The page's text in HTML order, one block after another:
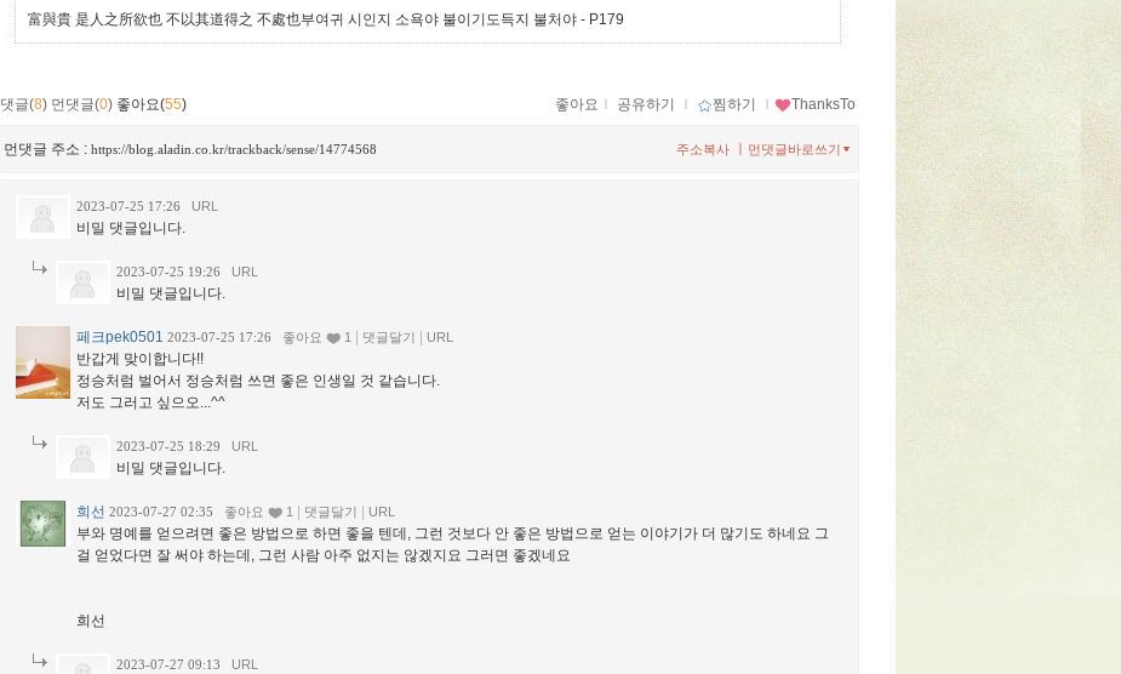
富與貴 是人之所欲也 不以其道得之 不處也부여귀 시인지 소욕야 불이기도득지 불처야 - P179
댓글(8) 먼댓글(0) 좋아요(55) 좋아요 ｌ 공유하기 ｌ 찜하기 ｌ ThanksTo
먼댓글 주소 : https://blog.aladin.co.kr/trackback/sense/14774568 먼댓글바로쓰기
주소복사
2023-07-25 17:26 URL
비밀 댓글입니다.
2023-07-25 19:26 URL
비밀 댓글입니다.
페크pek0501 2023-07-25 17:26 좋아요 1 댓글달기 URL
반갑게 맞이합니다!!
정승처럼 벌어서 정승처럼 쓰면 좋은 인생일 것 같습니다.
저도 그러고 싶으오...^^
2023-07-25 18:29 URL
비밀 댓글입니다.
희선 2023-07-27 02:35 좋아요 1 댓글달기 URL
부와 명예를 얻으려면 좋은 방법으로 하면 좋을 텐데, 그런 것보다 안 좋은 방법으로 얻는 이야기가 더 많기도 하네요 그
걸 얻었다면 잘 써야 하는데, 그런 사람 아주 없지는 않겠지요 그러면 좋겠네요
희선
2023-07-27 09:13 URL